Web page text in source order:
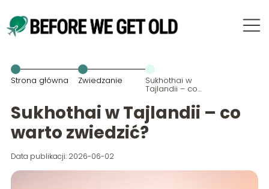
Strona główna Zwiedzanie Sukhothai w
Tajlandii – co
warto
zwiedzić?
Sukhothai w Tajlandii – co
warto zwiedzić?
Data publikacji: 2026-06-02